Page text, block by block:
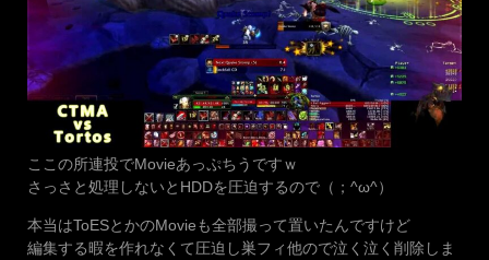
ここの所連投でMovieあっぷちうですｗ
さっさと処理しないとHDDを圧迫するので（；^ω^）
本当はToESとかのMovieも全部撮って置いたんですけど
編集する暇を作れなくて圧迫し巣フィ他ので泣く泣く削除しま